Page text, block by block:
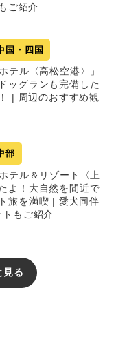
ご紹介
国・四国
テル〈高松空港〉」
ッグランも完備した
| 周辺のおすすめ観
部
テル＆リゾート〈上
よ！大自然を間近で
旅を満喫 | 愛犬同伴
もご紹介
見る